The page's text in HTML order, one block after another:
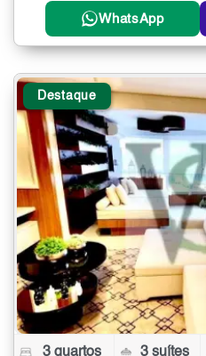
WhatsApp
Destaque
3 quartos 3 suítes